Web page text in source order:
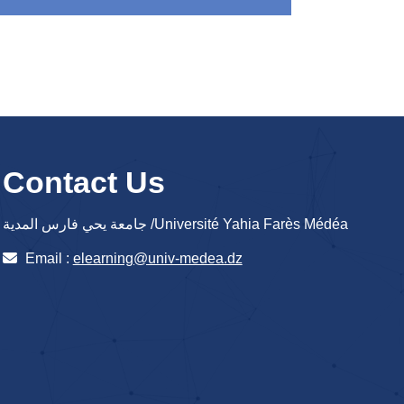
Contact Us
جامعة يحي فارس المدية /Université Yahia Farès Médéa
Email : elearning@univ-medea.dz